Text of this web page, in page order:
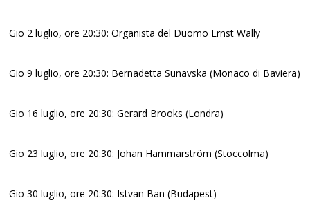
Gio 2 luglio, ore 20:30: Organista del Duomo Ernst Wally
Gio 9 luglio, ore 20:30: Bernadetta Sunavska (Monaco di Baviera)
Gio 16 luglio, ore 20:30: Gerard Brooks (Londra)
Gio 23 luglio, ore 20:30: Johan Hammarström (Stoccolma)
Gio 30 luglio, ore 20:30: Istvan Ban (Budapest)